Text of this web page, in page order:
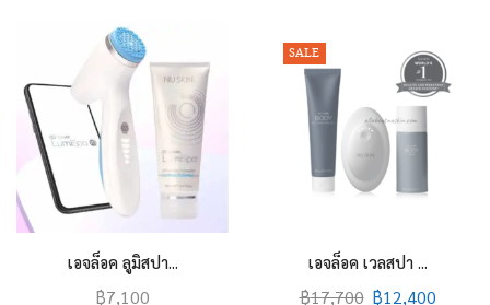
วา
(Galvanic
Spa
Kit)
quantity
quantity
เอจล็อค ลูมิสปา...
฿7,100
SALE
เอจล็อค เวลสปา ...
฿17,700 ฿12,400